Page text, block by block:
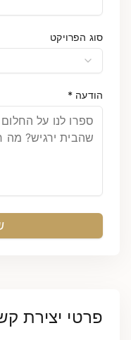
סוג הפרויקט
הודעה *
פרטי יצירת